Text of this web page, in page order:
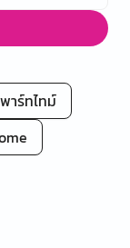
าร์ทไทม์